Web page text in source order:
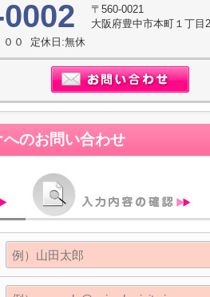
〒560-0021
大阪府豊中市本町１丁目
００ 定休日:無休
へのお問い合わせ